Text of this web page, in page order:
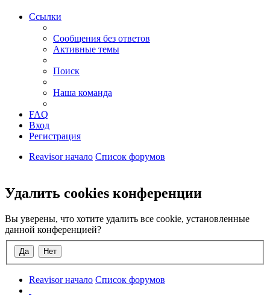
Ссылки
Сообщения без ответов
Активные темы
Поиск
Наша команда
FAQ
Вход
Регистрация
Reavisor начало Список форумов
Удалить cookies конференции
Вы уверены, что хотите удалить все cookie, установленные
данной конференцией?
Reavisor начало Список форумов